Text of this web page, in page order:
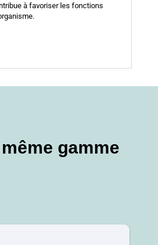
à favoriser les fonctions
gamme